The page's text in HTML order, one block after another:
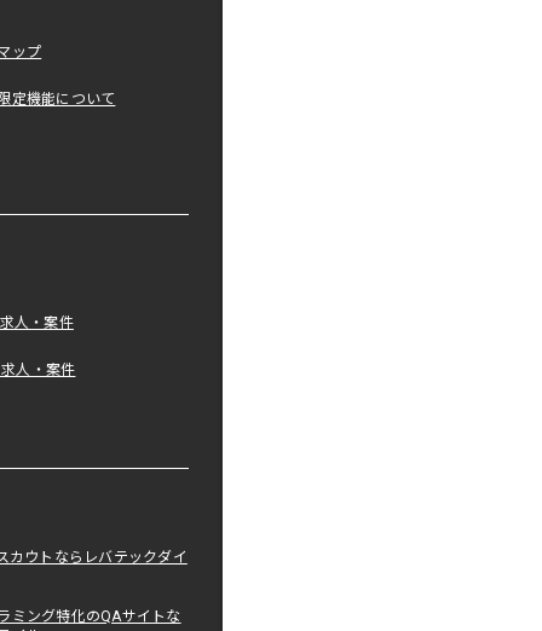
ップ
定機能について
人・案件
人・案件
カウトならレバテックダイ
ミング特化のQAサイトな